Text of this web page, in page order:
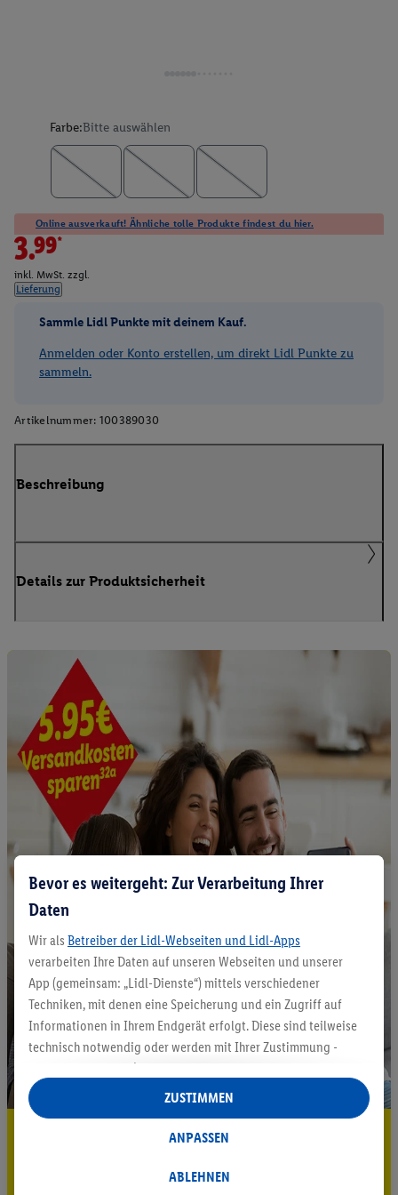
Farbe:Bitte auswählen
Online ausverkauft! Ähnliche tolle Produkte findest du hier.
3.99*
inkl. MwSt. zzgl.
Lieferung
Sammle Lidl Punkte mit deinem Kauf.
Anmelden oder Konto erstellen, um direkt Lidl Punkte zu
sammeln.
Artikelnummer: 100389030
Beschreibung
Details zur Produktsicherheit
5.95 € Versand sparen³²ᵃ
Bevor es weitergeht: Zur Verarbeitung Ihrer
Daten
Wir als Betreiber der Lidl-Webseiten und Lidl-Apps
verarbeiten Ihre Daten auf unseren Webseiten und unserer
App (gemeinsam: „Lidl-Dienste“) mittels verschiedener
Techniken, mit denen eine Speicherung und ein Zugriff auf
Informationen in Ihrem Endgerät erfolgt. Diese sind teilweise
technisch notwendig oder werden mit Ihrer Zustimmung -
auch durch Partner (u.a.
Verantwortliche; im Zusammenhang mit dem IAB TCF
insgesamt
Statistik-Erstellung oder für personalisierte Werbung
Datenverarbeitungen für personalisierte Werbung werden
ABLEHNEN
ANPASSEN
ZUSTIMMEN